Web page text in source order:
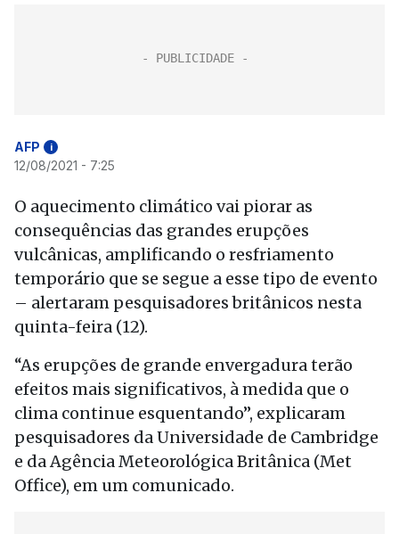
AFP i
12/08/2021 - 7:25
O aquecimento climático vai piorar as
consequências das grandes erupções
vulcânicas, amplificando o resfriamento
temporário que se segue a esse tipo de evento
– alertaram pesquisadores britânicos nesta
quinta-feira (12).
“As erupções de grande envergadura terão
efeitos mais significativos, à medida que o
clima continue esquentando”, explicaram
pesquisadores da Universidade de Cambridge
e da Agência Meteorológica Britânica (Met
Office), em um comunicado.